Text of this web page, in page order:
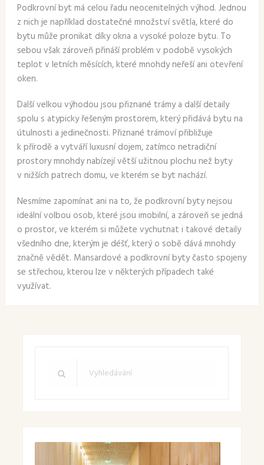
Podkrovní byt má celou řadu neocenitelných výhod. Jednou
z nich je například dostatečné množství světla, které do
bytu může pronikat díky okna a vysoké poloze bytu. To
sebou však zároveň přináší problém v podobě vysokých
teplot v letních měsících, které mnohdy neřeší ani otevření
oken.
Další velkou výhodou jsou přiznané trámy a další detaily
spolu s atypicky řešeným prostorem, který přidává bytu na
útulnosti a jedinečnosti. Přiznané trámoví přibližuje
k přírodě a vytváří luxusní dojem, zatímco netradiční
prostory mnohdy nabízejí větší užitnou plochu než byty
v nižších patrech domu, ve kterém se byt nachází.
Nesmíme zapomínat ani na to, že podkrovní byty nejsou
ideální volbou osob, které jsou imobilní, a zároveň se jedná
o prostor, ve kterém si můžete vychutnat i takové detaily
všedního dne, kterým je déšť, který o sobě dává mnohdy
značně vědět. Mansardové a podkrovní byty často spojeny
se střechou, kterou lze v některých případech také
využívat.